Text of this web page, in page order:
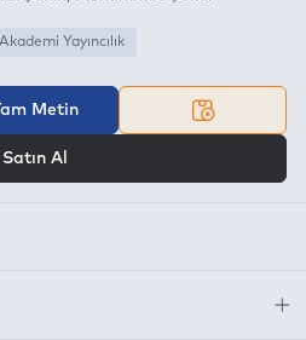
Yayıncılık
Metin
Satın Al